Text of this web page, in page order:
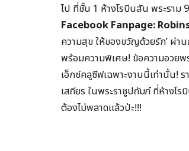
ไป ที่ชั้น 1 ห้างโรบินสัน พระราม
Facebook Fanpage:
ความสุข ให้ของขวัญด้วยรัก’ ผ่า
พร้อมความพิเศษ! ข้อความอวย
เอ็กซ์คลูซีฟเฉพาะงานนี้เท่านั้น!
เสถียร ในพระราชูปถัมภ์ ที่ห้างโ
ต้องไม่พลาดแล้วป่ะ!!!